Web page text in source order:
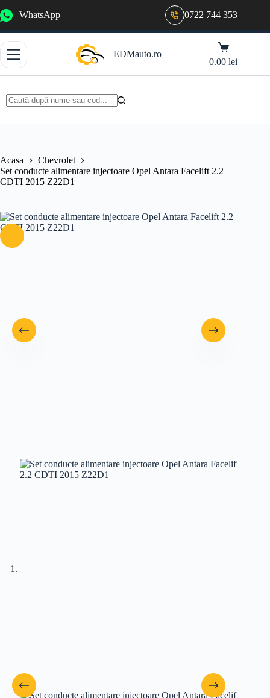
la
WhatsApp 0722 744 353
EDMauto.ro
Coș
de
cumpărături
0.00lei
Acasa
Chevrolet
Set conducte alimentare injectoare Opel Antara Facelift 2.2
CDTI 2015 Z22D1